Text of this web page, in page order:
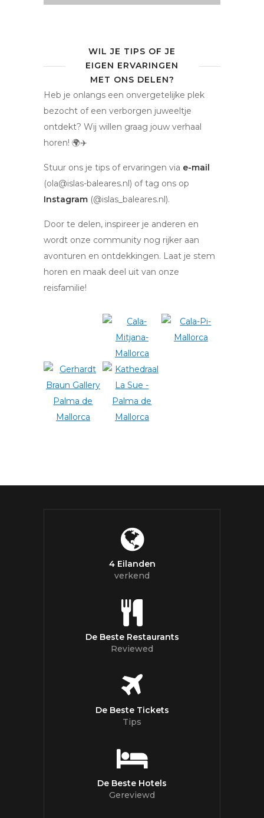
WIL JE TIPS OF JE
EIGEN ERVARINGEN
MET ONS DELEN?
Heb je onlangs een onvergetelijke plek
bezocht of een verborgen juweeltje
ontdekt? Wij willen graag jouw verhaal
horen! 🌍✈️
Stuur ons je tips of ervaringen via e-mail
(ola@islas-baleares.nl) of tag ons op
Instagram (@islas_baleares.nl).
Door te delen, inspireer je anderen en
wordt onze community nog rijker aan
avonturen en ontdekkingen. Laat je stem
horen en maak deel uit van onze
reisfamilie!
4 Eilanden
verkend
De Beste Restaurants
Reviewed
De Beste Tickets
Tips
De Beste Hotels
Gereviewd